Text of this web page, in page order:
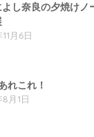
よし奈良の夕焼け
月6日
れこれ！
月1日